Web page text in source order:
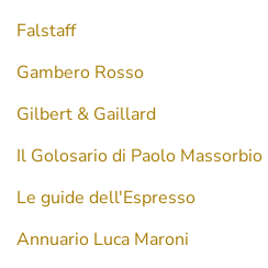
Falstaff
Gambero Rosso
Gilbert & Gaillard
Il Golosario di Paolo Massorbio
Le guide dell'Espresso
Annuario Luca Maroni